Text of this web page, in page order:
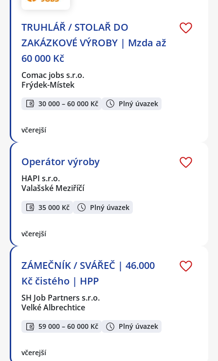
TRUHLÁŘ / STOLAŘ DO
ZAKÁZKOVÉ VÝROBY | Mzda až
60 000 Kč
Comac jobs s.r.o.
Frýdek-Místek
30 000 – 60 000 Kč Plný úvazek
včerejší
Operátor výroby
HAPI s.r.o.
Valašské Meziříčí
35 000 Kč Plný úvazek
včerejší
ZÁMEČNÍK / SVÁŘEČ | 46.000
Kč čistého | HPP
SH Job Partners s.r.o.
Velké Albrechtice
59 000 – 60 000 Kč Plný úvazek
včerejší